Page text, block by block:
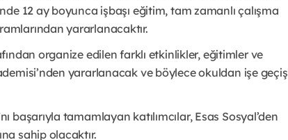
12 ay boyunca işbaşı eğitim, tam zamanlı çalışma
yararlanacaktır.
organize edilen farklı etkinlikler, eğitimler ve
yararlanacak ve böylece okuldan işe geçiş
başarıyla tamamlayan katılımcılar, Esas Sosyal’den
sahip olacaktır.